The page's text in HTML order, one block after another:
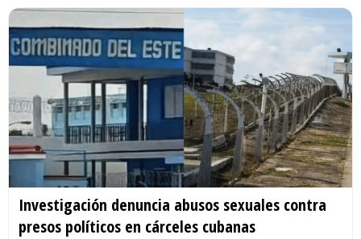
Investigación denuncia abusos sexuales contra
presos políticos en cárceles cubanas